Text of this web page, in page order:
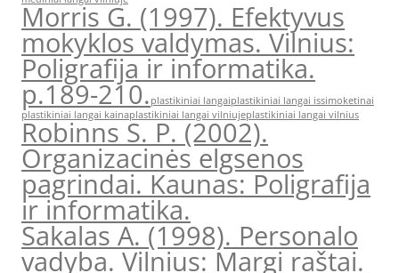
Morris G. (1997). Efektyvus
mokyklos valdymas. Vilnius:
Poligrafija ir informatika.
p.189-210. plastikiniai langaiplastikiniai langai issimoketinai
plastikiniai langai kainaplastikiniai langai vilniujeplastikiniai langai vilnius
Robinns S. P. (2002).
Organizacinės elgsenos
pagrindai. Kaunas: Poligrafija
ir informatika.
Sakalas A. (1998). Personalo
vadyba. Vilnius: Margi raštai.